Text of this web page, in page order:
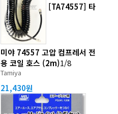
[TA74557] 타
미야 74557 고압 컴프레서 전
용 코일 호스 (2m)1/8
Tamiya
21,430원